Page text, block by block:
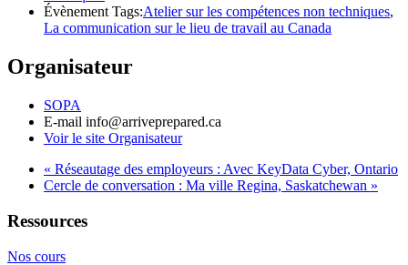
Évènement Tags:Atelier sur les compétences non techniques,
La communication sur le lieu de travail au Canada
Organisateur
SOPA
E-mail info@arriveprepared.ca
Voir le site Organisateur
« Réseautage des employeurs : Avec KeyData Cyber, Ontario
Cercle de conversation : Ma ville Regina, Saskatchewan »
Ressources
Nos cours